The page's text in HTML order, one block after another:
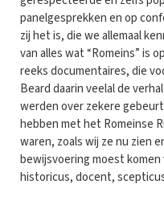
panelgesprekken en op
zij het is, die we allemaal
van alles wat “Romeins” is
reeks documentaires, die
Beard daarin veelal de
werden over zekere
hebben met het Romeinse
waren, zoals wij ze nu zien
bewijsvoering moest komen
historicus, docent,